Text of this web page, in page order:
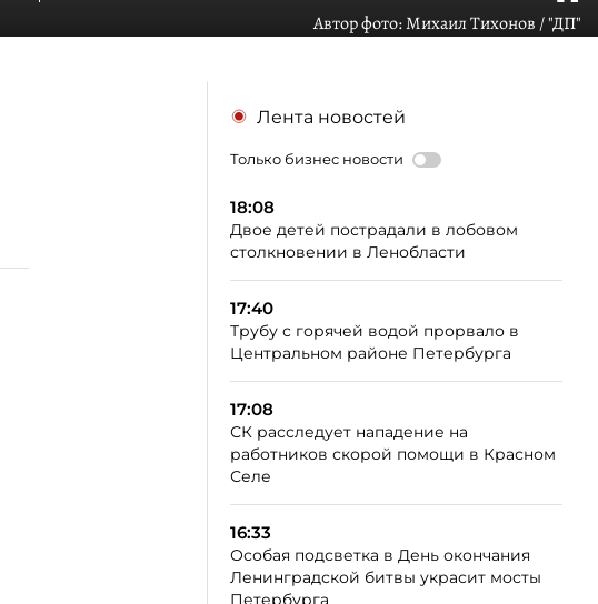
Автор фото:Михаил Тихонов / "ДП"
Лента новостей
Только бизнес новости
18:08
Двое детей пострадали в лобовом
столкновении в Ленобласти
17:40
Трубу с горячей водой прорвало в
Центральном районе Петербурга
17:08
СК расследует нападение на
работников скорой помощи в Красном
Селе
16:33
Особая подсветка в День окончания
Ленинградской битвы украсит мосты
Петербурга